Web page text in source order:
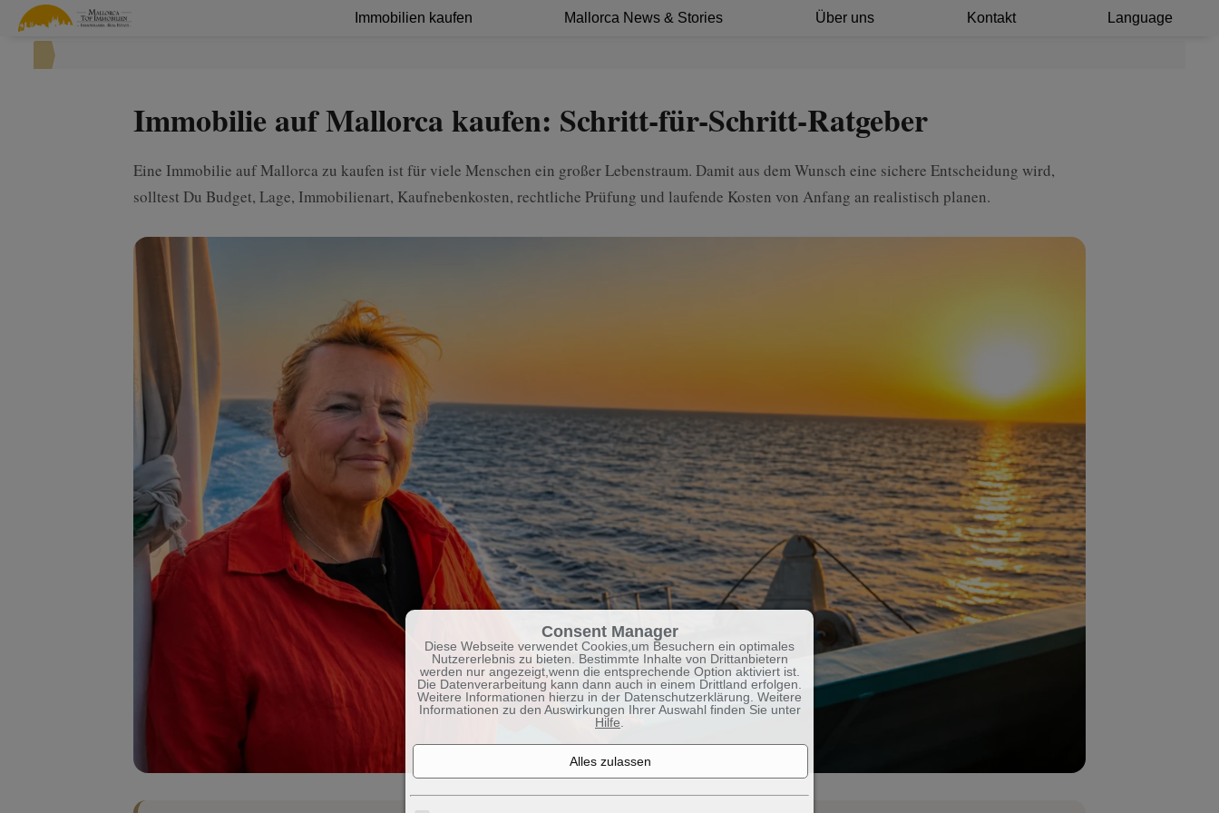
Immobilien kaufen Mallorca News & Stories Über uns Kontakt Language
Immobilie auf Mallorca kaufen: Schritt-für-Schritt-Ratgeber
Eine Immobilie auf Mallorca zu kaufen ist für viele Menschen ein großer Lebenstraum. Damit aus dem Wunsch eine sichere Entscheidung wird,
solltest Du Budget, Lage, Immobilienart, Kaufnebenkosten, rechtliche Prüfung und laufende Kosten von Anfang an realistisch planen.
Consent Manager
Diese Webseite verwendet Cookies,um Besuchern ein optimales
Nutzererlebnis zu bieten. Bestimmte Inhalte von Drittanbietern
werden nur angezeigt,wenn die entsprechende Option aktiviert ist.
Die Datenverarbeitung kann dann auch in einem Drittland erfolgen.
Weitere Informationen hierzu in der Datenschutzerklärung. Weitere
Informationen zu den Auswirkungen Ihrer Auswahl finden Sie unter
Hilfe
Consent Manager
Um fortfahren zu können,müssen Sie eine Cookie-Auswahl
Jedes Cookie wie z.B. Tracking- und Analytische-Cookies
Drittanbieter-Inhalte.